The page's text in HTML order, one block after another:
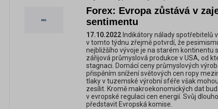
Forex: Evropa zůstává v
sentimentu
17.10.2022 Indikátory nálady spotřebitelů
v tomto týdnu zřejmě potvrdí, že
nejbližšího vývoje je na starém kontinentu
zářijová průmyslová produkce v USA, od
stagnaci. Domácí ceny průmyslových
přispěním snížení světových cen ropy
tlaky v tuzemské výrobní sféře však
zesílit. Kromě makroekonomických dat
v evropské regulaci cen energií. Svůj
představit Evropská komise.